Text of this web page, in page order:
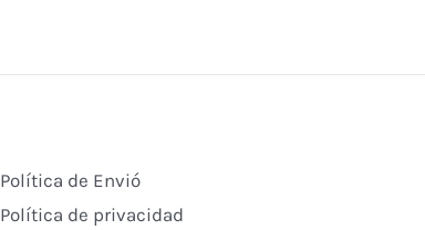
Política de Envió
Política de privacidad